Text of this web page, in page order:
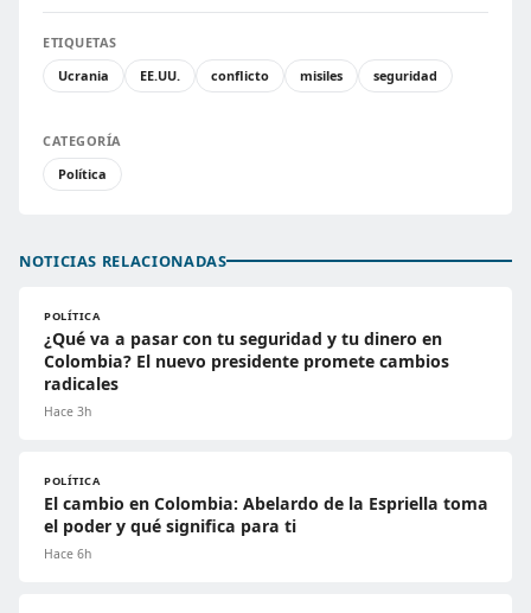
ETIQUETAS
Ucrania
EE.UU. conflicto misiles seguridad
CATEGORÍA
Política
NOTICIAS RELACIONADAS
POLÍTICA
¿Qué va a pasar con tu seguridad y tu dinero en
Colombia? El nuevo presidente promete cambios
radicales
Hace 3h
POLÍTICA
El cambio en Colombia: Abelardo de la Espriella toma
el poder y qué significa para ti
Hace 6h